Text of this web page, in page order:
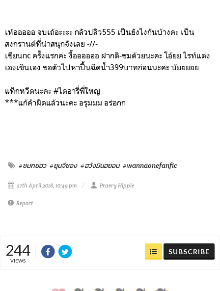
เห้อออออ จบเถ้อะะะะ กลัวปลิว555 เป็นยังไงกันบ้างคะ เป็น
สงกรานต์ที่น่าสนุกจังเลย -//-
เขียนnc ครั้งแรกค่ะ งื้ออออออ ฝากติ-ชมด้วยนะคะ โอ้ยย ไรท์แต่ง
เองเขินเอง ขอตัวไปหาปื้นฉีดน้ำ399บาทก่อนนะคะ บัยยยยย
แท็กหวีดนะคะ #ไดอารี่พี่ใหญ่
***แก้คำผิดแล้วนะคะ อรุมมม อร่อกก
#ซมกยฮว #ยุนจีซอง #ฮวังมินฮยอน #wannaonefanfic
27th April 2018, 10:49 pm Praery Hippie
Report
244
VIEWS
SUBSCRIBE